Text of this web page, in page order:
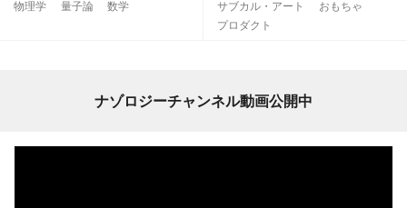
物理学 量子論 数学 サブカル・アート
おもちゃ
プロダクト
ナゾロジーチャンネル動画公開中